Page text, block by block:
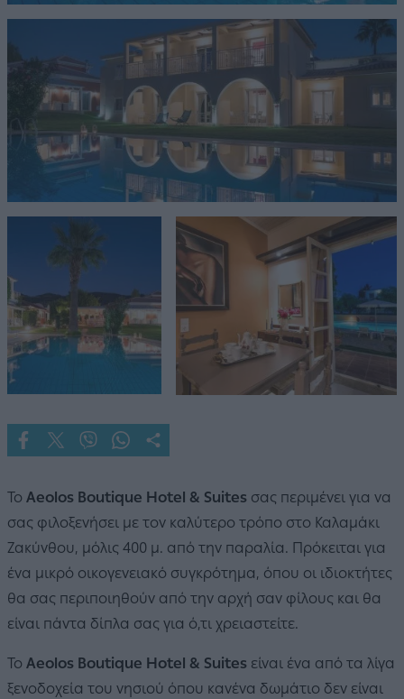
Το Aeolos Boutique Hotel & Suites σας περιμένει για να
σας φιλοξενήσει με τον καλύτερο τρόπο στο Καλαμάκι
Ζακύνθου, μόλις 400 μ. από την παραλία. Πρόκειται για
ένα μικρό οικογενειακό συγκρότημα, όπου οι ιδιοκτήτες
θα σας περιποιηθούν από την αρχή σαν φίλους και θα
είναι πάντα δίπλα σας για ό,τι χρειαστείτε.
Το Aeolos Boutique Hotel & Suites είναι ένα από τα λίγα
ξενοδοχεία του νησιού όπου κανένα δωμάτιο δεν είναι